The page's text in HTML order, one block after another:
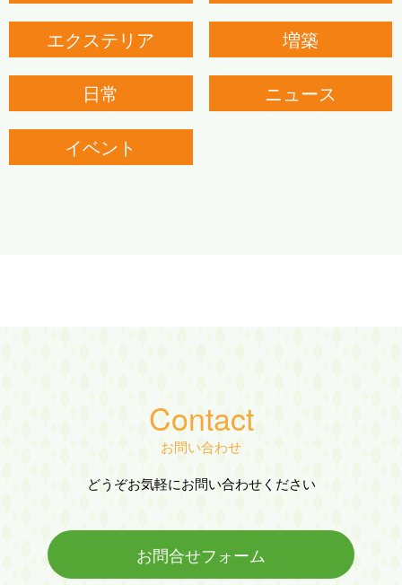
エクステリア 増築
日常 ニュース
イベント
Contact
お問い合わせ
どうぞお気軽にお問い合わせください
お問合せフォーム